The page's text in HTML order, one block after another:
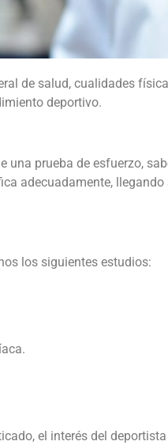
de salud, cualidades
deportivo.
una prueba de esfuerzo,
adecuadamente, llegando
los siguientes estudios:
el interés del